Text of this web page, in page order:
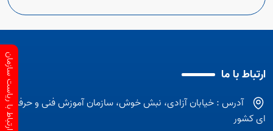
ارتباط با ما
آدرس : خیابان آزادی، نبش خوش، سازمان آموزش فنی و حرفه
ای کشور
ارتباط با ریاست سازمان